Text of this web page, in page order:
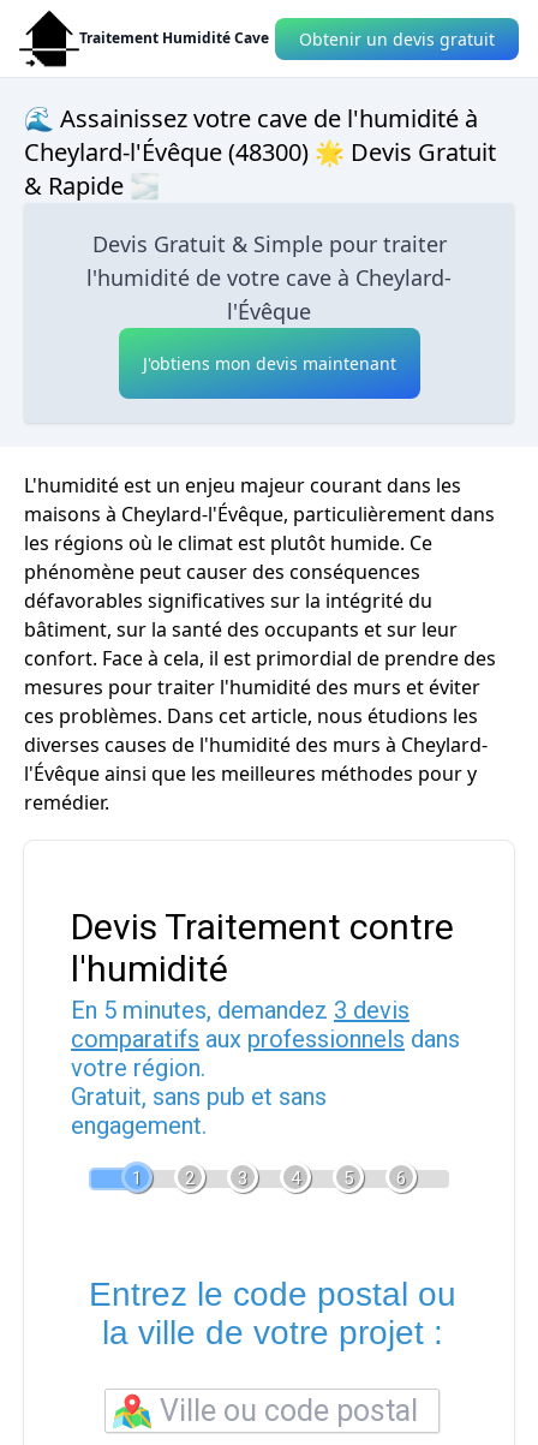
Traitement Humidité Cave Obtenir un devis gratuit
🌊 Assainissez votre cave de l'humidité à
Cheylard-l'Évêque (48300) 🌟 Devis Gratuit
& Rapide 🌫
Devis Gratuit & Simple pour traiter
l'humidité de votre cave à Cheylard-
l'Évêque
J'obtiens mon devis maintenant
L'humidité est un enjeu majeur courant dans les
maisons à Cheylard-l'Évêque, particulièrement dans
les régions où le climat est plutôt humide. Ce
phénomène peut causer des conséquences
défavorables significatives sur la intégrité du
bâtiment, sur la santé des occupants et sur leur
confort. Face à cela, il est primordial de prendre des
mesures pour traiter l'humidité des murs et éviter
ces problèmes. Dans cet article, nous étudions les
diverses causes de l'humidité des murs à Cheylard-
l'Évêque ainsi que les meilleures méthodes pour y
remédier.
Devis Traitement contre
l'humidité
En 5 minutes, demandez 3 devis
comparatifs aux professionnels dans
votre région.
Gratuit, sans pub et sans
engagement.
1 2 3 4 5 6
Entrez le code postal ou
la ville de votre projet :